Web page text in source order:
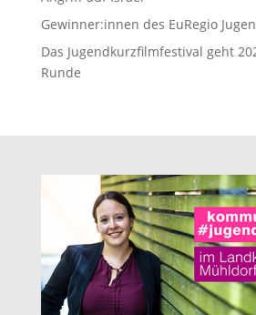
Gewinner:innen des EuRegio
Das Jugendkurzfilmfestival geht
Runde